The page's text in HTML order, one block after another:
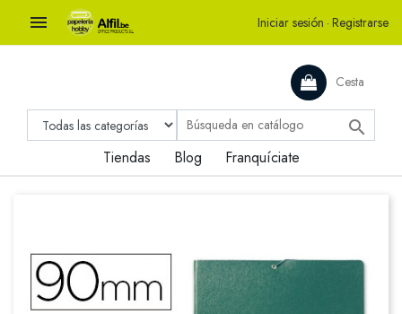
 Iniciar sesión · Registrarse
Cesta

Tiendas Blog Franquíciate